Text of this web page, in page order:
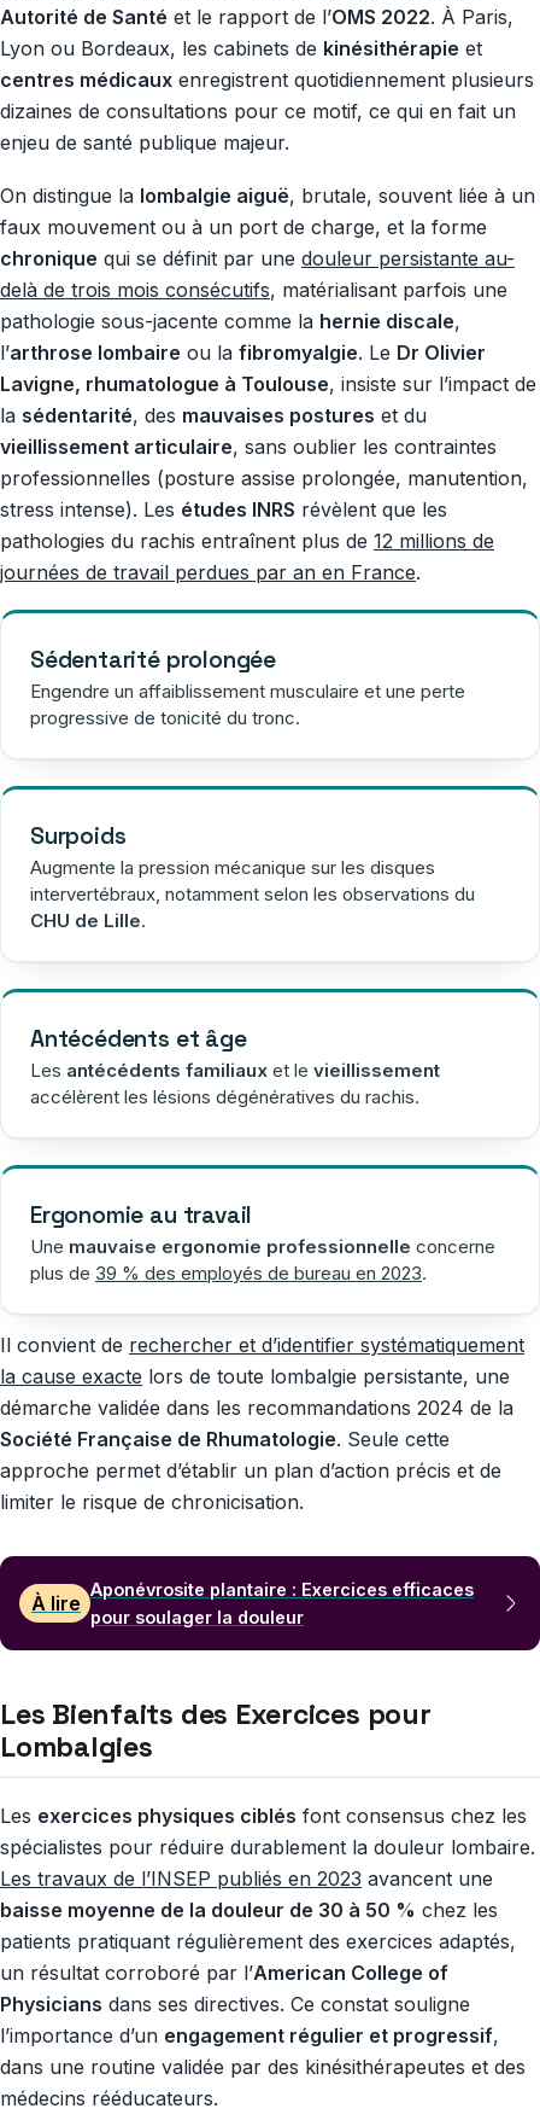
Autorité de Santé et le rapport de l’OMS 2022. À Paris,
Lyon ou Bordeaux, les cabinets de kinésithérapie et
centres médicaux enregistrent quotidiennement plusieurs
dizaines de consultations pour ce motif, ce qui en fait un
enjeu de santé publique majeur.
On distingue la lombalgie aiguë, brutale, souvent liée à un
faux mouvement ou à un port de charge, et la forme
chronique qui se définit par une douleur persistante au-
delà de trois mois consécutifs, matérialisant parfois une
pathologie sous-jacente comme la hernie discale,
l’arthrose lombaire ou la fibromyalgie. Le Dr Olivier
Lavigne, rhumatologue à Toulouse, insiste sur l’impact de
la sédentarité, des mauvaises postures et du
vieillissement articulaire, sans oublier les contraintes
professionnelles (posture assise prolongée, manutention,
stress intense). Les études INRS révèlent que les
pathologies du rachis entraînent plus de 12 millions de
journées de travail perdues par an en France.
Sédentarité prolongée
Engendre un affaiblissement musculaire et une perte
progressive de tonicité du tronc.
Surpoids
Augmente la pression mécanique sur les disques
intervertébraux, notamment selon les observations du
CHU de Lille.
Antécédents et âge
Les antécédents familiaux et le vieillissement
accélèrent les lésions dégénératives du rachis.
Ergonomie au travail
Une mauvaise ergonomie professionnelle concerne
plus de 39 % des employés de bureau en 2023.
Il convient de rechercher et d’identifier systématiquement
la cause exacte lors de toute lombalgie persistante, une
démarche validée dans les recommandations 2024 de la
Société Française de Rhumatologie. Seule cette
approche permet d’établir un plan d’action précis et de
limiter le risque de chronicisation.
À lire
Aponévrosite plantaire : Exercices efficaces
pour soulager la douleur
Les Bienfaits des Exercices pour
Lombalgies
Les exercices physiques ciblés font consensus chez les
spécialistes pour réduire durablement la douleur lombaire.
Les travaux de l’INSEP publiés en 2023 avancent une
baisse moyenne de la douleur de 30 à 50 % chez les
patients pratiquant régulièrement des exercices adaptés,
un résultat corroboré par l’American College of
Physicians dans ses directives. Ce constat souligne
l’importance d’un engagement régulier et progressif,
dans une routine validée par des kinésithérapeutes et des
médecins rééducateurs.